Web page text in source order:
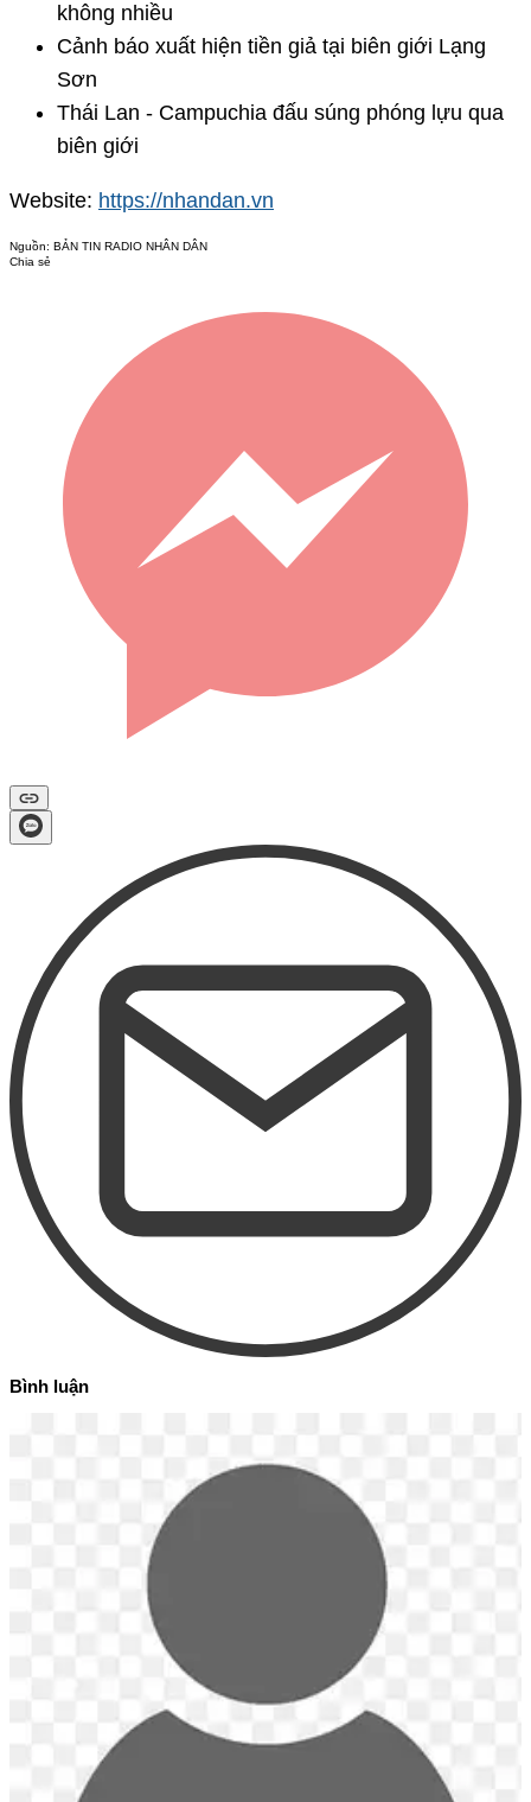
không nhiều
Cảnh báo xuất hiện tiền giả tại biên giới Lạng
Sơn
Thái Lan - Campuchia đấu súng phóng lựu qua
biên giới
Website: https://nhandan.vn
Nguồn: BẢN TIN RADIO NHÂN DÂN
Chia sẻ
Bình luận